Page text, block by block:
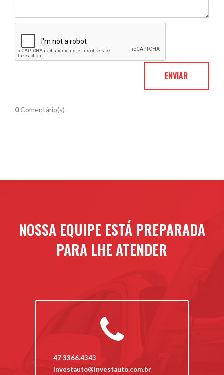
0Comentário(s)
NOSSA EQUIPE ESTÁ PREPARADA
PARA LHE ATENDER
47 3366.4343
investauto@investauto.com.br